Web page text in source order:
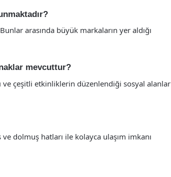
arasında büyük markaların yer aldığı
mevcuttur?
ve çeşitli etkinliklerin düzenlendiği sosyal alanlar
dolmuş hatları ile kolayca ulaşım imkanı